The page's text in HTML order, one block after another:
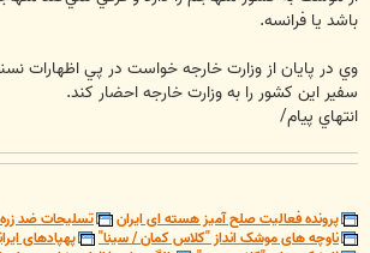
باشد يا فرانسه.
وي در پايان از وزارت خارجه خواست در پي اظهارات
سفير اين كشور را به وزارت خارجه احضار كند.
انتهاي پيام/
پرونده فعالیت صلح آمیز هسته ای ایران
تسلیحات ضد زره
ناوچه های موشک انداز "کلاس کمان / سینا"
پهپادهای